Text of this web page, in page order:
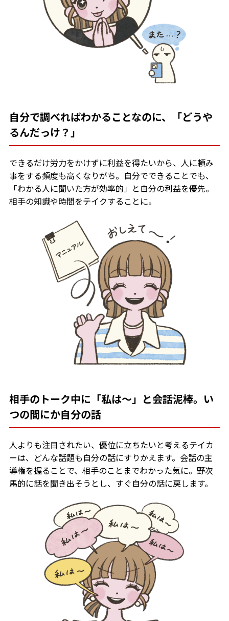
自分で調べればわかることなのに、「どうや
るんだっけ？」
できるだけ労力をかけずに利益を得たいから、人に頼み
事をする頻度も高くなりがち。自分でできることでも、
「わかる人に聞いた方が効率的」と自分の利益を優先。
相手の知識や時間をテイクすることに。
相手のトーク中に「私は～」と会話泥棒。い
つの間にか自分の話
人よりも注目されたい、優位に立ちたいと考えるテイカ
ーは、どんな話題も自分の話にすりかえます。会話の主
導権を握ることで、相手のことまでわかった気に。野次
馬的に話を聞き出そうとし、すぐ自分の話に戻します。